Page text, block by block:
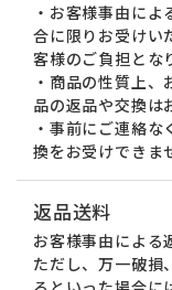
・お客様事由に
合に限りお受けい
客様のご負担とな
・商品の性質上
品の返品や交換は
・事前にご連絡
換をお受けできま
返品送料
お客様事由による
ただし、万一破損